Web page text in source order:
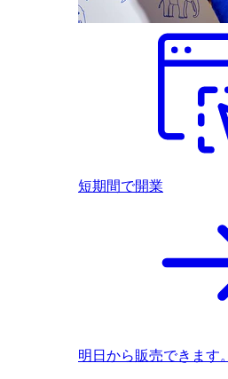
短期間で開業
明日から販売できます。